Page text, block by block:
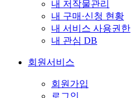
내 저작물관리
내 구매·신청 현황
내 서비스 사용권한
내 관심 DB
회원서비스
회원가입
로그인